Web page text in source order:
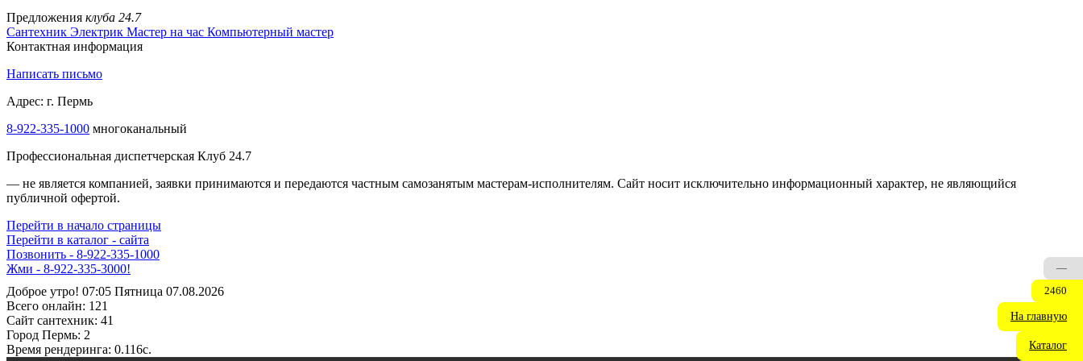
Предложения клуба 24.7
Сантехник Электрик Мастер на час Компьютерный мастер
Контактная информация
Написать письмо
Адрес: г. Пермь
8-922-335-1000 многоканальный
Профессиональная диспетчерская Клуб 24.7
— не является компанией, заявки принимаются и передаются частным самозанятым мастерам‑исполнителям. Сайт носит исключительно информационный характер, не являющийся
публичной офертой.
Перейти в начало страницы
Перейти в каталог - сайта
Позвонить - 8-922-335-1000
Жми - 8-922-335-3000!
Доброе утро! 07:05 Пятница 07.08.2026
Всего онлайн: 121
Сайт cантехник: 41
Город Пермь: 2
Время рендеринга: 0.116c.
—
2460
На главную
Каталог